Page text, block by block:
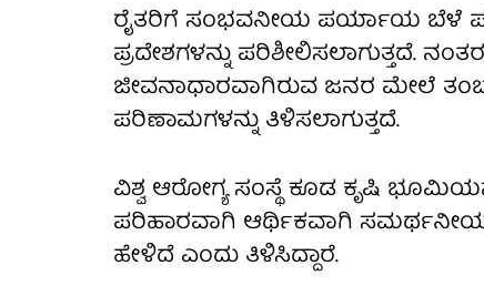
ರೈತರಿಗೆ ಸಂಭವನೀಯ ಪರ್ಯಾಯ ಬೆಳೆ
ಪ್ರದೇಶಗಳನ್ನು ಪರಿಶೀಲಿಸಲಾಗುತ್ತದೆ.
ಜೀವನಾಧಾರವಾಗಿರುವ ಜನರ ಮೇಲೆ
ಪರಿಣಾಮಗಳನ್ನು ತಿಳಿಸಲಾಗುತ್ತದೆ.
ವಿಶ್ವ ಆರೋಗ್ಯ ಸಂಸ್ಥೆ ಕೂಡ ಕೃಷಿ
ಪರಿಹಾರವಾಗಿ ಆರ್ಥಿಕವಾಗಿ ಸಮರ್ಥನೀಯ
ಹೇಳಿದೆ ಎಂದು ತಿಳಿಸಿದ್ದಾರೆ.